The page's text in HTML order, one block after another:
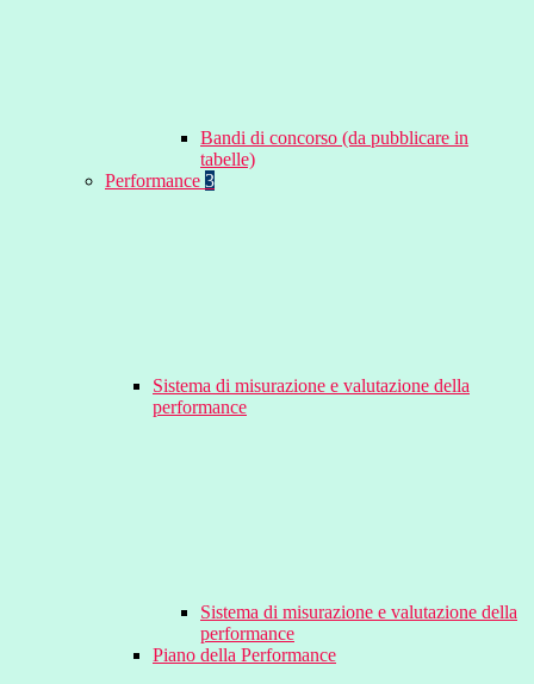
Bandi di concorso (da pubblicare in
tabelle)
Performance 3
Sistema di misurazione e valutazione della
performance
Sistema di misurazione e valutazione della
performance
Piano della Performance